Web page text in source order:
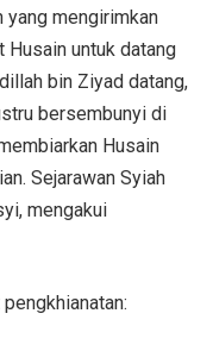
yang mengirimkan
Husain untuk datang
bin Ziyad datang,
bersembunyi di
Husain
Sejarawan Syiah
mengakui